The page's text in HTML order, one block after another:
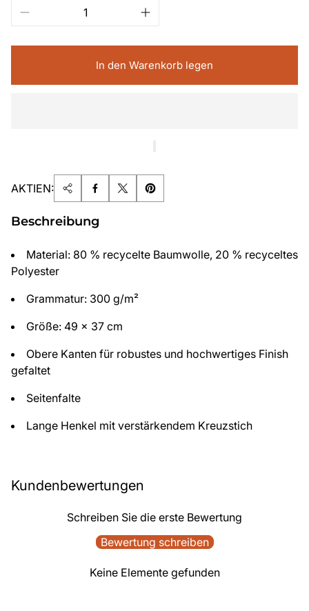
In den Warenkorb legen
AKTIEN:
Beschreibung
Material: 80 % recycelte Baumwolle, 20 % recyceltes
Polyester
Grammatur: 300 g/m²
Größe: 49 x 37 cm
Obere Kanten für robustes und hochwertiges Finish
gefaltet
Seitenfalte
Lange Henkel mit verstärkendem Kreuzstich
Kundenbewertungen
Schreiben Sie die erste Bewertung
Bewertung schreiben
Keine Elemente gefunden